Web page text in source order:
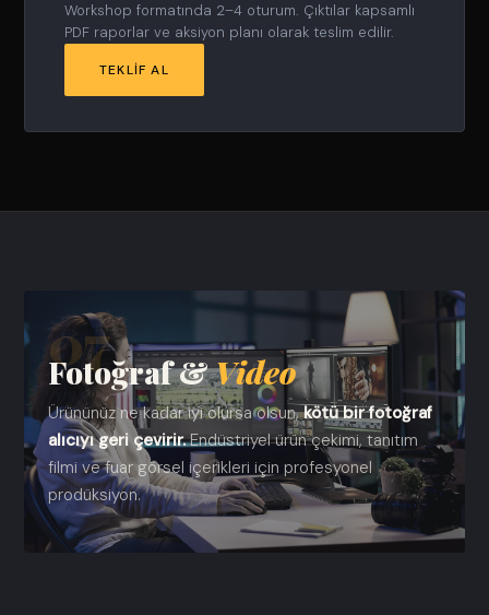
Workshop formatında 2–4 oturum. Çıktılar kapsamlı
PDF raporlar ve aksiyon planı olarak teslim edilir.
TEKLIF AL
07
Fotoğraf &Video
Ürününüz ne kadar iyi olursa olsun,kötü bir fotoğraf
alıcıyı geri çevirir.Endüstriyel ürün çekimi, tanıtım
filmi ve fuar görsel içerikleri için profesyonel
prodüksiyon.